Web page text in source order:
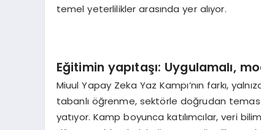
temel yeterlilikler arasında yer alıyor.
Eğitimin yapıtaşı: Uygulamalı,
Miuul Yapay Zeka Yaz Kampı’nın farkı,
tabanlı öğrenme, sektörle doğrudan
yatıyor. Kamp boyunca katılımcılar, veri